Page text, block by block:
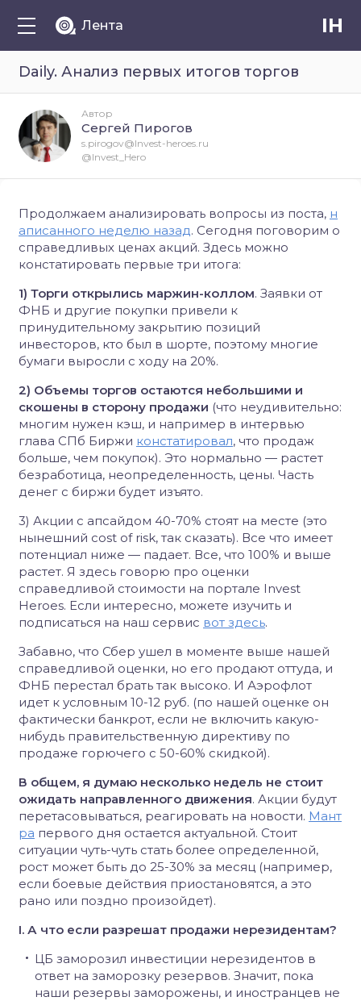
Лента IH
Daily. Анализ первых итогов торгов
Продолжаем анализировать вопросы из поста, н
аписанного неделю назад. Сегодня поговорим о
справедливых ценах акций. Здесь можно
констатировать первые три итога:
1) Торги открылись маржин-коллом. Заявки от
ФНБ и другие покупки привели к
принудительному закрытию позиций
инвесторов, кто был в шорте, поэтому многие
бумаги выросли с ходу на 20%.
2) Объемы торгов остаются небольшими и
скошены в сторону продажи (что неудивительно:
многим нужен кэш, и например в интервью
глава СПб Биржи констатировал, что продаж
больше, чем покупок). Это нормально — растет
безработица, неопределенность, цены. Часть
денег с биржи будет изъято.
3) Акции с апсайдом 40-70% стоят на месте (это
нынешний cost of risk, так сказать). Все что имеет
потенциал ниже — падает. Все, что 100% и выше
растет. Я здесь говорю про оценки
справедливой стоимости на портале Invest
Heroes. Если интересно, можете изучить и
подписаться на наш сервис вот здесь.
Забавно, что Сбер ушел в моменте выше нашей
справедливой оценки, но его продают оттуда, и
ФНБ перестал брать так высоко. И Аэрофлот
идет к условным 10-12 руб. (по нашей оценке он
фактически банкрот, если не включить какую-
нибудь правительственную директиву по
продаже горючего с 50-60% скидкой).
В общем, я думаю несколько недель не стоит
ожидать направленного движения. Акции будут
перетасовываться, реагировать на новости. Мант
ра первого дня остается актуальной. Стоит
ситуации чуть-чуть стать более определенной,
рост может быть до 25-30% за месяц (например,
если боевые действия приостановятся, а это
рано или поздно произойдет).
I. А что если разрешат продажи нерезидентам?
ЦБ заморозил инвестиции нерезидентов в
ответ на заморозку резервов. Значит, пока
наши резервы заморожены, и иностранцев не
Автор
Сергей Пирогов
s.pirogov@Invest-heroes.ru
@Invest_Hero